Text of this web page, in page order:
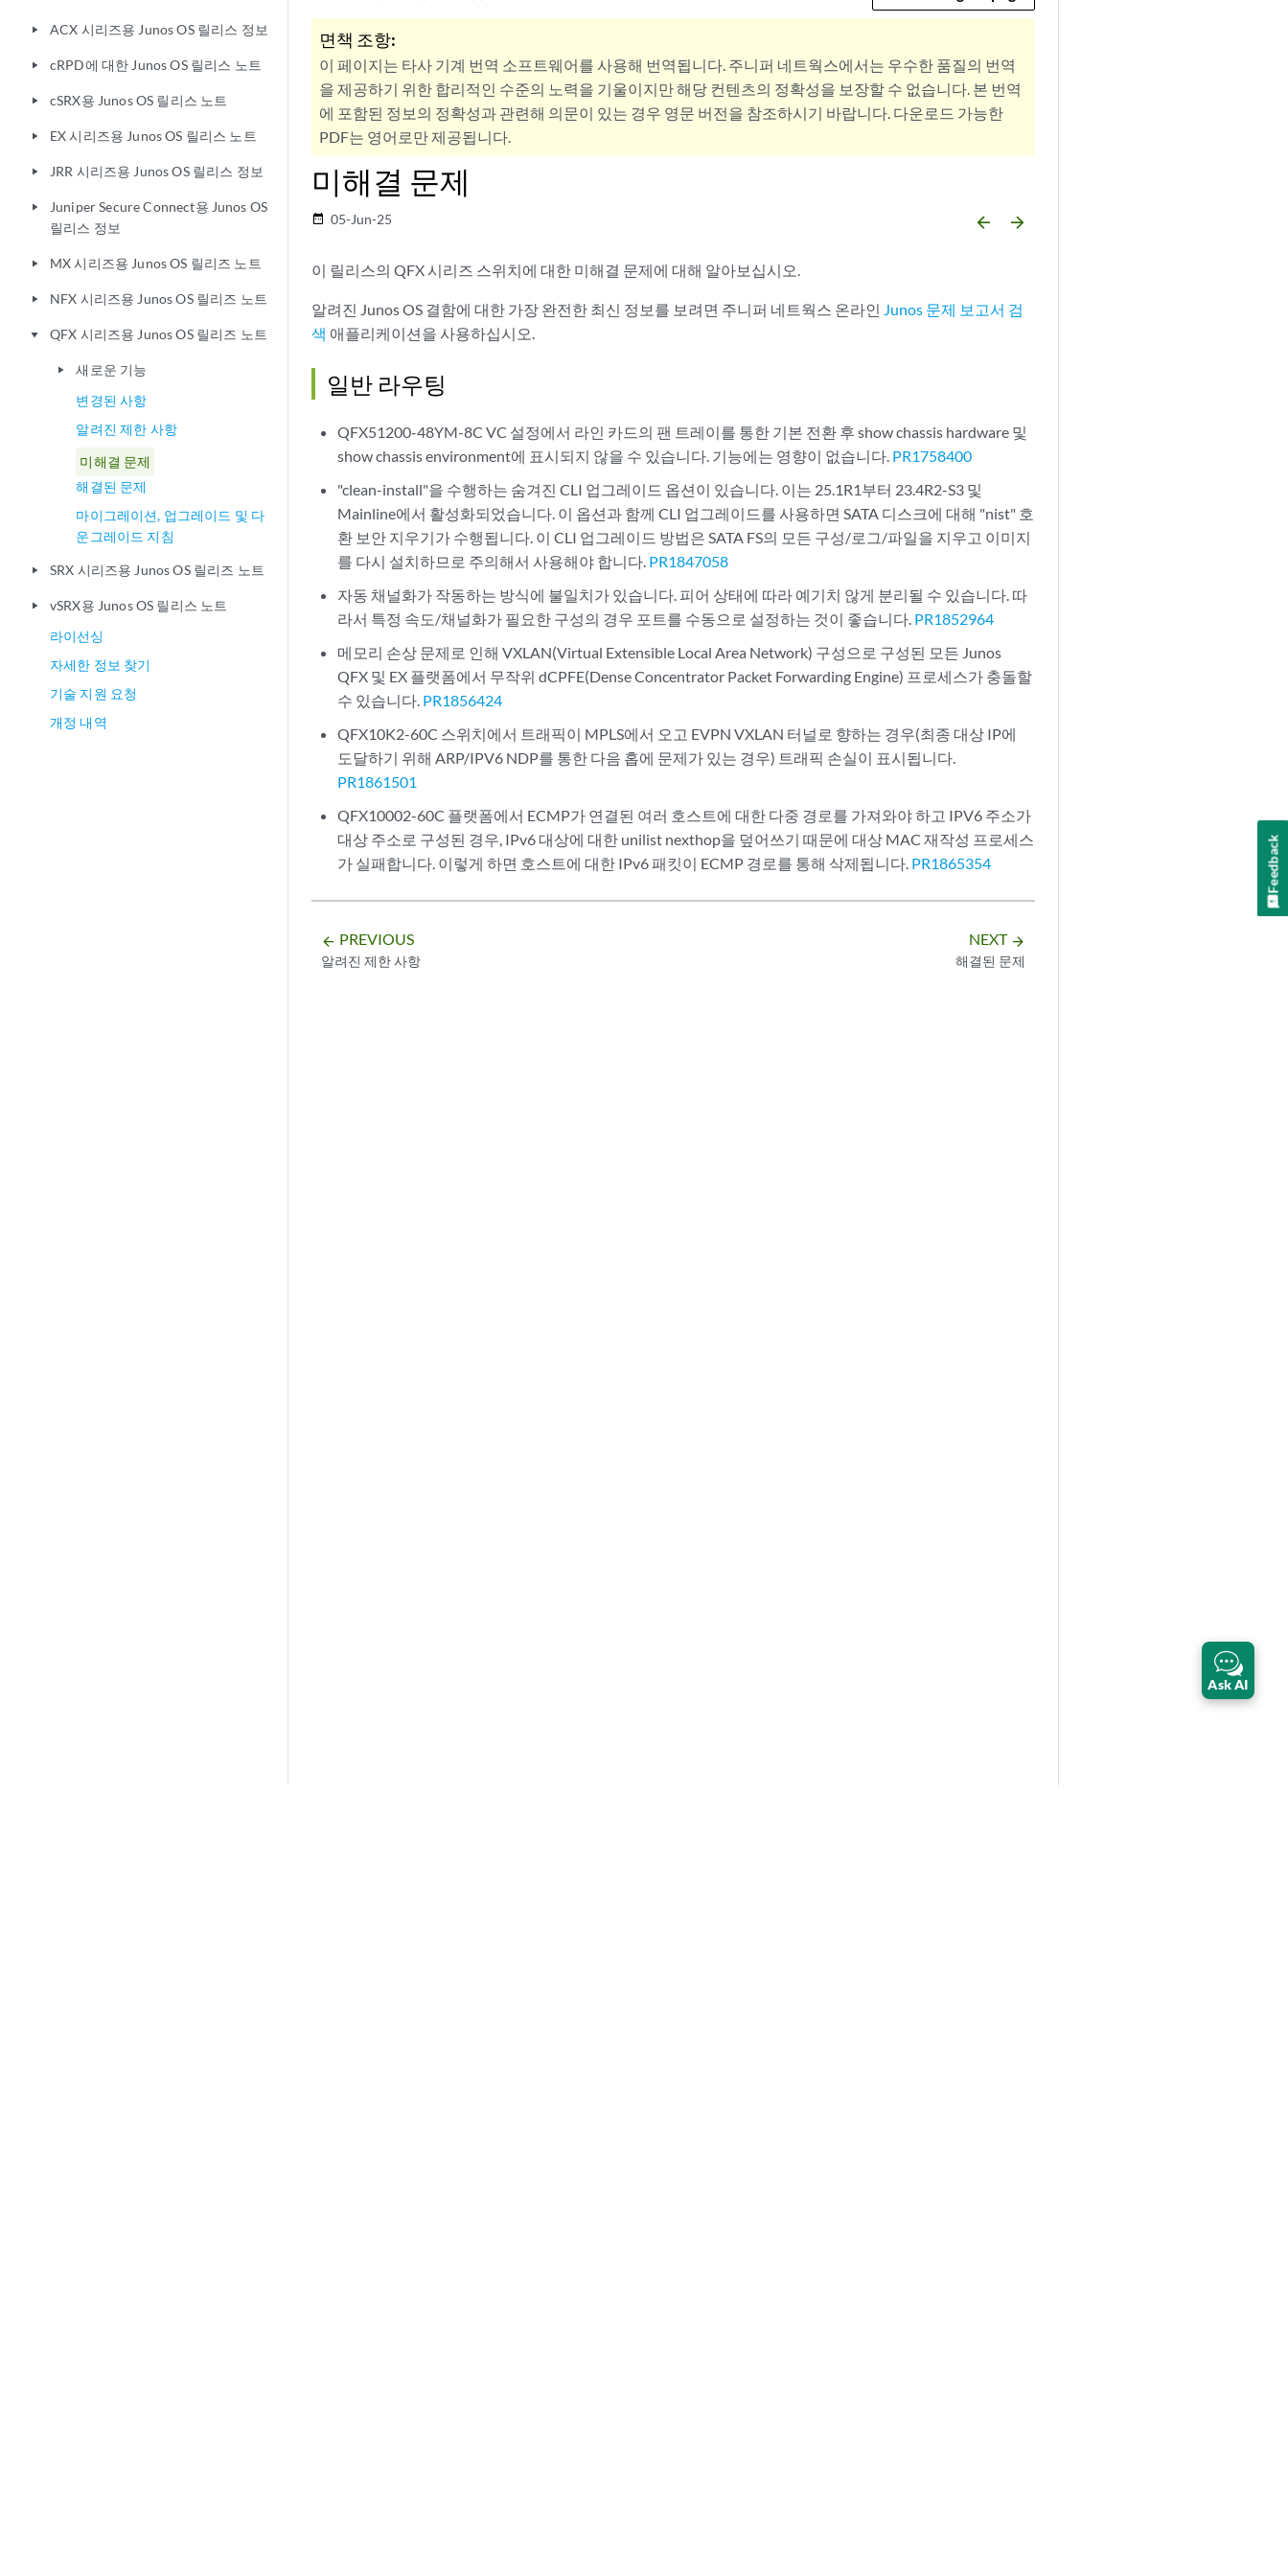
play_arrow ACX 시리즈용 Junos OS 릴리스 정보
play_arrow cRPD에 대한 Junos OS 릴리스 노트
play_arrow cSRX용 Junos OS 릴리스 노트
play_arrow EX 시리즈용 Junos OS 릴리스 노트
play_arrow JRR 시리즈용 Junos OS 릴리스 정보
play_arrow
Juniper Secure Connect용 Junos OS
릴리스 정보
play_arrow MX 시리즈용 Junos OS 릴리즈 노트
play_arrow NFX 시리즈용 Junos OS 릴리즈 노트
play_arrow QFX 시리즈용 Junos OS 릴리즈 노트
play_arrow
새로운 기능
변경된 사항
알려진 제한 사항
미해결 문제
해결된 문제
마이그레이션, 업그레이드 및 다
운그레이드 지침
play_arrow SRX 시리즈용 Junos OS 릴리즈 노트
play_arrow
vSRX용 Junos OS 릴리스 노트
라이선싱
자세한 정보 찾기
기술 지원 요청
개정 내역
면책 조항:
이 페이지는 타사 기계 번역 소프트웨어를 사용해 번역됩니다. 주니퍼 네트웍스에서는 우수한 품질의 번역
을 제공하기 위한 합리적인 수준의 노력을 기울이지만 해당 컨텐츠의 정확성을 보장할 수 없습니다. 본 번역
에 포함된 정보의 정확성과 관련해 의문이 있는 경우 영문 버전을 참조하시기 바랍니다. 다운로드 가능한
PDF는 영어로만 제공됩니다.
미해결 문제
date_range 05-Jun-25 arrow_backward arrow_forward
이 릴리스의 QFX 시리즈 스위치에 대한 미해결 문제에 대해 알아보십시오.
알려진 Junos OS 결함에 대한 가장 완전한 최신 정보를 보려면 주니퍼 네트웍스 온라인 Junos 문제 보고서 검
색 애플리케이션을 사용하십시오.
일반 라우팅
QFX51200-48YM-8C VC 설정에서 라인 카드의 팬 트레이를 통한 기본 전환 후 show chassis hardware 및
show chassis environment에 표시되지 않을 수 있습니다. 기능에는 영향이 없습니다. PR1758400
"clean-install"을 수행하는 숨겨진 CLI 업그레이드 옵션이 있습니다. 이는 25.1R1부터 23.4R2-S3 및
Mainline에서 활성화되었습니다. 이 옵션과 함께 CLI 업그레이드를 사용하면 SATA 디스크에 대해 "nist" 호
환 보안 지우기가 수행됩니다. 이 CLI 업그레이드 방법은 SATA FS의 모든 구성/로그/파일을 지우고 이미지
를 다시 설치하므로 주의해서 사용해야 합니다. PR1847058
자동 채널화가 작동하는 방식에 불일치가 있습니다. 피어 상태에 따라 예기치 않게 분리될 수 있습니다. 따
라서 특정 속도/채널화가 필요한 구성의 경우 포트를 수동으로 설정하는 것이 좋습니다. PR1852964
메모리 손상 문제로 인해 VXLAN(Virtual Extensible Local Area Network) 구성으로 구성된 모든 Junos
QFX 및 EX 플랫폼에서 무작위 dCPFE(Dense Concentrator Packet Forwarding Engine) 프로세스가 충돌할
수 있습니다. PR1856424
QFX10K2-60C 스위치에서 트래픽이 MPLS에서 오고 EVPN VXLAN 터널로 향하는 경우(최종 대상 IP에
도달하기 위해 ARP/IPV6 NDP를 통한 다음 홉에 문제가 있는 경우) 트래픽 손실이 표시됩니다.
PR1861501
QFX10002-60C 플랫폼에서 ECMP가 연결된 여러 호스트에 대한 다중 경로를 가져와야 하고 IPV6 주소가
대상 주소로 구성된 경우, IPv6 대상에 대한 unilist nexthop을 덮어쓰기 때문에 대상 MAC 재작성 프로세스
가 실패합니다. 이렇게 하면 호스트에 대한 IPv6 패킷이 ECMP 경로를 통해 삭제됩니다. PR1865354
arrow_backward PREVIOUS
알려진 제한 사항
NEXT arrow_forward
해결된 문제
Ask AI
Feedback